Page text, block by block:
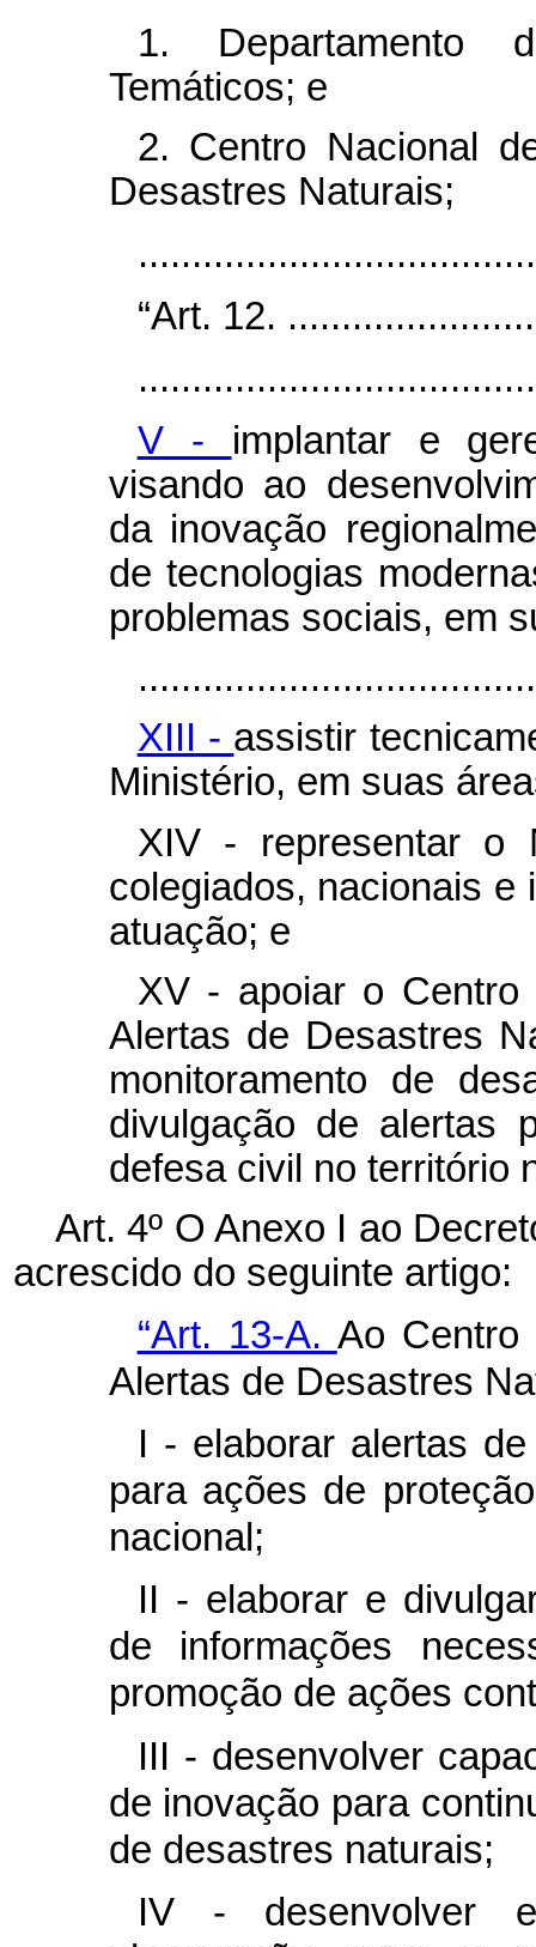
1. Departamento
Temáticos; e
2. Centro Nacional
Desastres Naturais;
“Art. 12.
V - implantar e
visando ao
da inovação
de tecnologias
problemas sociais, em
XIII - assistir
Ministério, em suas
XIV - representar o
colegiados, nacionais e
atuação; e
XV - apoiar o Centro
Alertas de Desastres
monitoramento de
divulgação de alertas
defesa civil no território
Art. 4º O Anexo I ao
acrescido do seguinte artigo:
“Art. 13-A. Ao Centro
Alertas de Desastres
I - elaborar alertas
para ações de
nacional;
II - elaborar e
de informações
promoção de ações
III - desenvolver
de inovação para
de desastres naturais;
IV - desenvolver